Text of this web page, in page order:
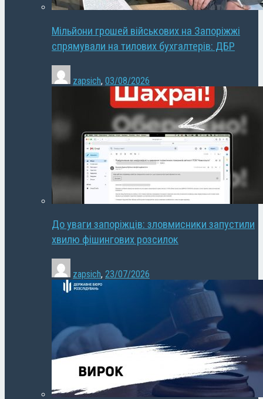
Мільйони грошей військових на Запоріжжі
спрямували на тилових бухгалтерів: ДБР
zapsich, 03/08/2026
До уваги запоріжців: зловмисники запустили
хвилю фішингових розсилок
zapsich, 23/07/2026